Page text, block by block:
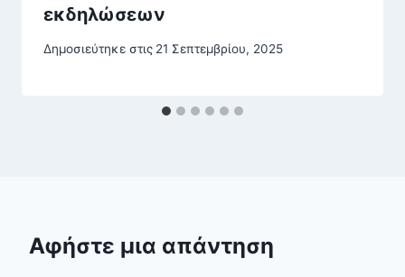
εκδηλώσεων
Δημοσιεύτηκε στις 21 Σεπτεμβρίου, 2025
Αφήστε μια απάντηση